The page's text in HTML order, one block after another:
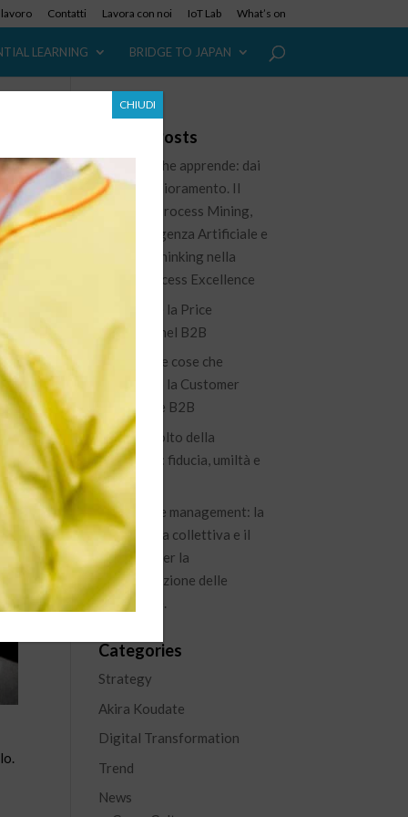
Contatti Lavora con noi IoT Lab What’s on
LEARNING BRIDGE TO JAPAN
Recent Posts
L’azienda che apprende: dai
dati al miglioramento. Il
ruolo del Process Mining,
dell’Intelligenza Artificiale e
del Lean Thinking nella
nuova Process Excellence
Governare la Price
Waterfall nel B2B
100 piccole cose che
migliorano la Customer
Experience B2B
Il nuovo volto della
leadership: fiducia, umiltà e
visione
Knowledge management: la
conoscenza collettiva e il
percorso per la
capitalizzazione delle
esperienze.
Categories
Strategy
Akira Koudate
Digital Transformation
Trend
News
CHIUDI